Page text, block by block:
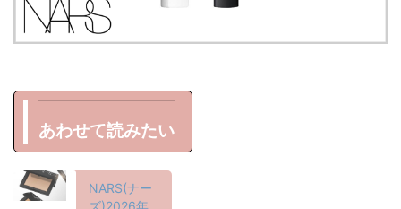
あわせて読みたい
NARS(ナー
ズ)2026年